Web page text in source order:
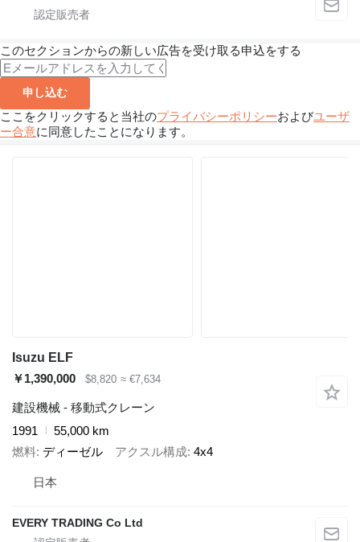
このセクションからの新しい広告を受け取る申込をする
申し込む
ここをクリックすると当社のプライバシーポリシーおよびユーザ
ー合意に同意したことになります。
Isuzu ELF
￥1,390,000
$8,820 ≈ €7,634
建設機械 - 移動式クレーン
1991
55,000 km
燃料 ディーゼル アクスル構成 4x4
日本
EVERY TRADING Co Ltd